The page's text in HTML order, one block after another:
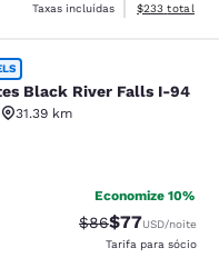
Taxas incluídas
Exibir
$233 total
Black River
Black River Falls I-94
31.39 km
Muito bom. 69 avaliações
Economize 10%
Tarifa anterior
$86Tarifa com
$77USD/noite
Tarifa para sócio